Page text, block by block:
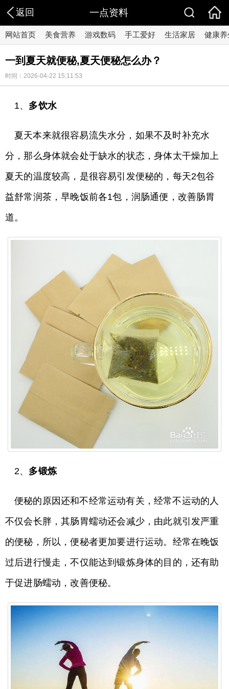
返回 一点资料
网站首页 美食营养 游戏数码 手工爱好 生活家居 健康养
一到夏天就便秘,夏天便秘怎么办？
时间：2026-04-22 15:11:53
1、 多饮水
夏天本来就很容易流失水分，如果不及时补充水
分，那么身体就会处于缺水的状态，身体太干燥加上
夏天的温度较高，是很容易引发便秘的，每天2包谷
益舒常润茶，早晚饭前各1包，润肠通便，改善肠胃
道。
2、 多锻炼
便秘的原因还和不经常运动有关，经常不运动的人
不仅会长胖，其肠胃蠕动还会减少，由此就引发严重
的便秘，所以，便秘者更加要进行运动。经常在晚饭
过后进行慢走，不仅能达到锻炼身体的目的，还有助
于促进肠蠕动，改善便秘。